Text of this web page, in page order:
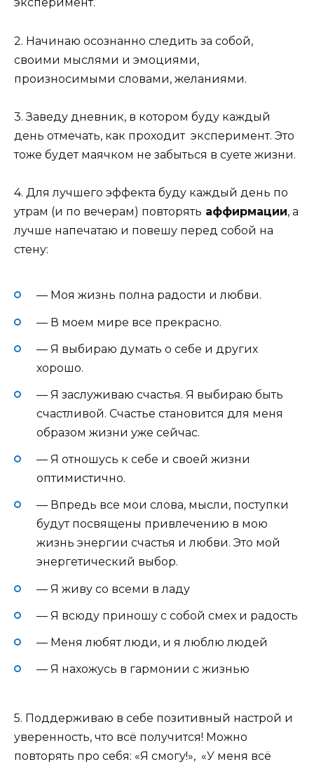
эксперимент.
2. Начинаю осознанно следить за собой,
своими мыслями и эмоциями,
произносимыми словами, желаниями.
3. Заведу дневник, в котором буду каждый
день отмечать, как проходит эксперимент. Это
тоже будет маячком не забыться в суете жизни.
4. Для лучшего эффекта буду каждый день по
утрам (и по вечерам) повторять аффирмации, а
лучше напечатаю и повешу перед собой на
стену:
— Моя жизнь полна радости и любви.
— В моем мире все прекрасно.
— Я выбираю думать о себе и других
хорошо.
— Я заслуживаю счастья. Я выбираю быть
счастливой. Счастье становится для меня
образом жизни уже сейчас.
— Я отношусь к себе и своей жизни
оптимистично.
— Впредь все мои слова, мысли, поступки
будут посвящены привлечению в мою
жизнь энергии счастья и любви. Это мой
энергетический выбор.
— Я живу со всеми в ладу
— Я всюду приношу с собой смех и радость
— Меня любят люди, и я люблю людей
— Я нахожусь в гармонии с жизнью
5. Поддерживаю в себе позитивный настрой и
уверенность, что всё получится! Можно
повторять про себя: «Я смогу!», «У меня всё